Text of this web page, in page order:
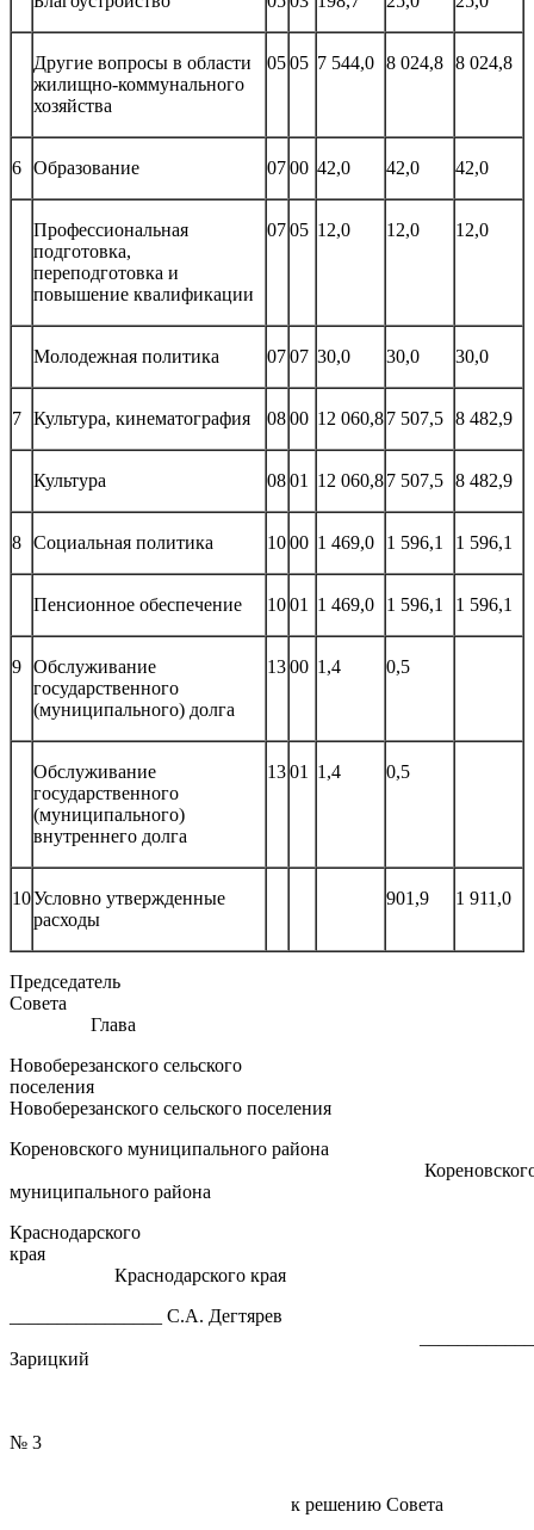
Другие вопросы в области
жилищно-коммунального
хозяйства
0505 7 544,0 8 024,8 8 024,8
6 Образование 0700 42,0 42,0 42,0
Профессиональная
подготовка,
переподготовка и
повышение квалификации
0705 12,0 12,0 12,0
Молодежная политика 0707 30,0 30,0 30,0
7 Культура, кинематография 0800 12 060,87 507,5 8 482,9
Культура 0801 12 060,87 507,5 8 482,9
8 Социальная политика 1000 1 469,0 1 596,1 1 596,1
Пенсионное обеспечение 1001 1 469,0 1 596,1 1 596,1
9 Обслуживание
государственного
(муниципального) долга
1300 1,4 0,5
Обслуживание
государственного
(муниципального)
внутреннего долга
1301 1,4 0,5
10Условно утвержденные
расходы
901,9 1 911,0
Председатель
Глава
Новоберезанского сельского
Новоберезанского сельского поселения
Кореновского муниципального района
муниципального района
Краснодарского
Краснодарского края
________________ С.А. Дегтярев
Зарицкий
№ 3
к решению Совета